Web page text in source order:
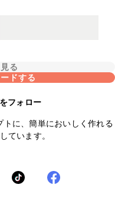
る
ドする
フォロー
トに、簡単においしく作れる
ています。